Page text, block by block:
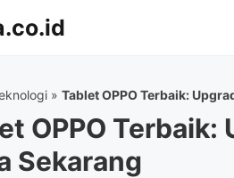
» Tablet OPPO Terbaik:
OPPO
Sekarang